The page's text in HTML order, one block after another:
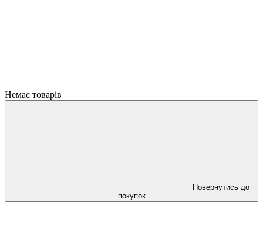
Немає товарів
Повернутись до
покупок